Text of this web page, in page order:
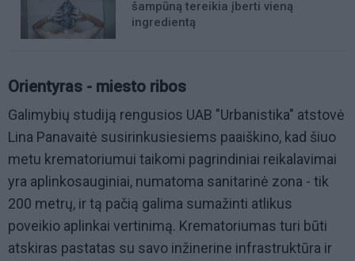
šampūną tereikia įberti vieną
ingredientą
Orientyras - miesto ribos
Galimybių studiją rengusios UAB "Urbanistika" atstovė
Lina Panavaitė susirinkusiesiems paaiškino, kad šiuo
metu krematoriumui taikomi pagrindiniai reikalavimai
yra aplinkosauginiai, numatoma sanitarinė zona - tik
200 metrų, ir tą pačią galima sumažinti atlikus
poveikio aplinkai vertinimą. Krematoriumas turi būti
atskiras pastatas su savo inžinerine infrastruktūra ir